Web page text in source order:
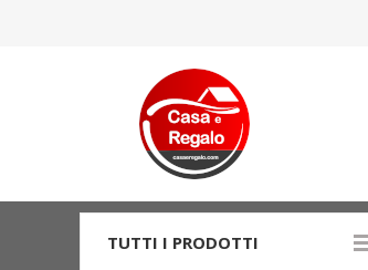
TUTTI I PRODOTTI